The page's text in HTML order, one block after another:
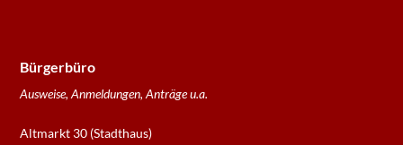
Bürgerbüro
Ausweise, Anmeldungen, Anträge u.a.
Altmarkt 30 (Stadthaus)